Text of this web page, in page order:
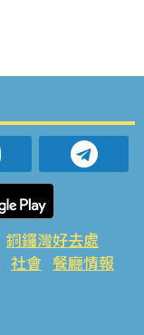
銅鑼灣好去處
社會 餐廳情報